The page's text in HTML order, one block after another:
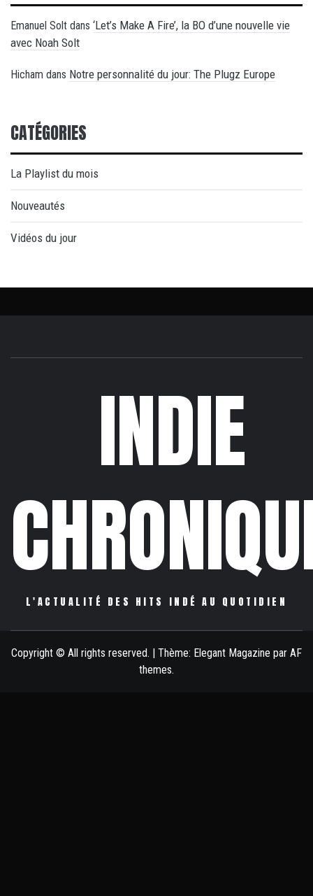
Emanuel Solt dans ‘Let’s Make A Fire’, la BO d’une nouvelle vie
avec Noah Solt
Hicham dans Notre personnalité du jour: The Plugz Europe
CATÉGORIES
La Playlist du mois
Nouveautés
Vidéos du jour
INDIE
L'ACTUALITÉ DES HITS INDÉ AU QUOTIDIEN
Copyright © All rights reserved. | Thème: Elegant Magazine par AF
themes.